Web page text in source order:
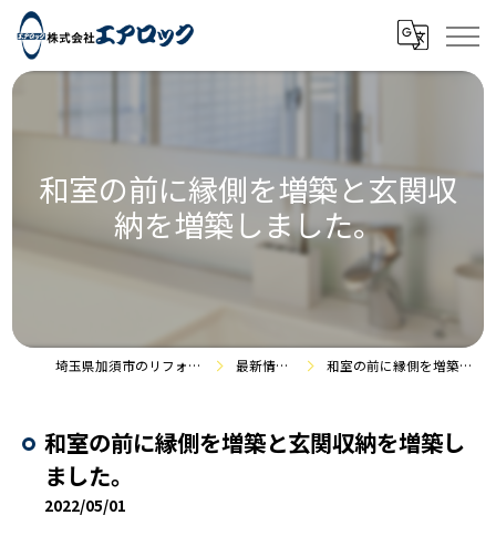
和室の前に縁側を増築と玄関収
納を増築しました。
埼玉県加須市のリフォームなら株式会社エアロック 最新情報・施工事例 和室の前に縁側を増築と玄関収納を増築しました。
和室の前に縁側を増築と玄関収納を増築し
ました。
2022/05/01